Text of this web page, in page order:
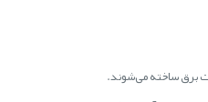
برق ساخته می‌شوند.